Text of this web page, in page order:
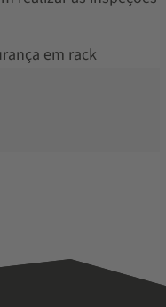
em rack